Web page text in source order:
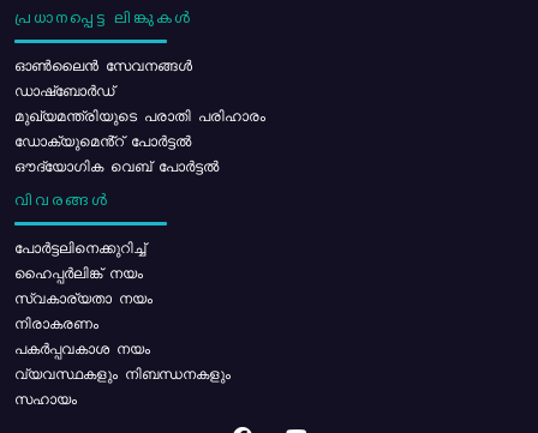
പ്രധാനപ്പെട്ട ലിങ്കുകൾ
ഓൺലൈൻ സേവനങ്ങൾ
ഡാഷ്ബോർഡ്
മുഖ്യമന്ത്രിയുടെ പരാതി പരിഹാരം
ഡോക്യുമെൻ്റ് പോർട്ടൽ
ഔദ്യോഗിക വെബ് പോർട്ടൽ
വിവരങ്ങൾ
പോര്‍ട്ടലിനെക്കുറിച്ച്
ഹൈപ്പർലിങ്ക് നയം
സ്വകാര്യതാ നയം
നിരാകരണം
പകർപ്പവകാശ നയം
വ്യവസ്ഥകളും നിബന്ധനകളും
സഹായം